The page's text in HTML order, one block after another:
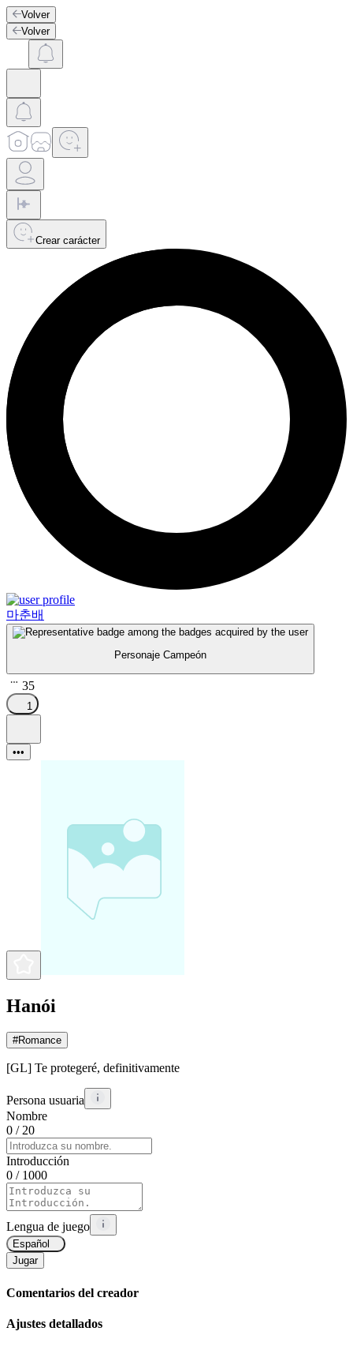
Volver
Volver
Crear carácter
마춘배
Personaje Campeón
35
1
•••
Hanói
#Romance
[GL] Te protegeré, definitivamente
Persona usuaria
Nombre
0 / 20
Introducción
0 / 1000
Lengua de juego
Español
Jugar
Comentarios del creador
Ajustes detallados